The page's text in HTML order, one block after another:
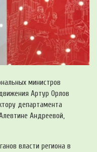
министров
Артур Орлов
департамента
Андреевой,
власти региона в